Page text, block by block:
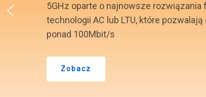
5GHz oparte o najnowsze rozwiązania
technologii AC lub LTU, które
ponad 100Mbit/s
Zobacz